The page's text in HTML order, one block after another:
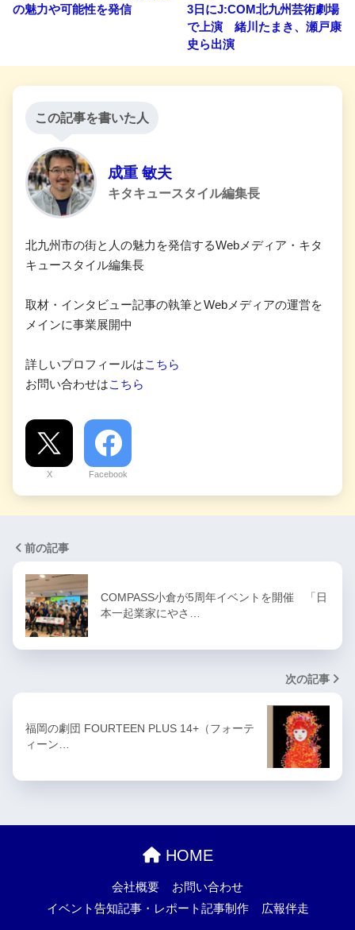
の魅力や可能性を発信
3日にJ:COM北九州芸術劇場
で上演 緒川たまき、瀬戸康
史ら出演
この記事を書いた人
成重 敏夫
キタキュースタイル編集長
北九州市の街と人の魅力を発信するWebメディア・キタ
キュースタイル編集長
取材・インタビュー記事の執筆とWebメディアの運営を
メインに事業展開中
詳しいプロフィールはこちら
お問い合わせはこちら
X Facebook
前の記事
COMPASS小倉が5周年イベントを開催 「日
本一起業家にやさ…
次の記事
福岡の劇団 FOURTEEN PLUS 14+（フォーテ
ィーン…
HOME
会社概要
お問い合わせ
イベント告知記事・レポート記事制作
広報伴走